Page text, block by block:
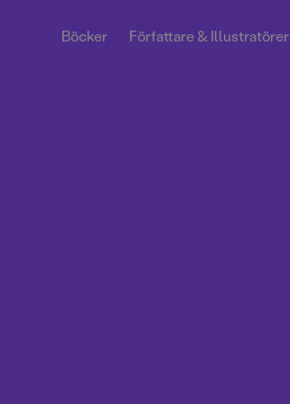
Böcker Författare & Illustratörer